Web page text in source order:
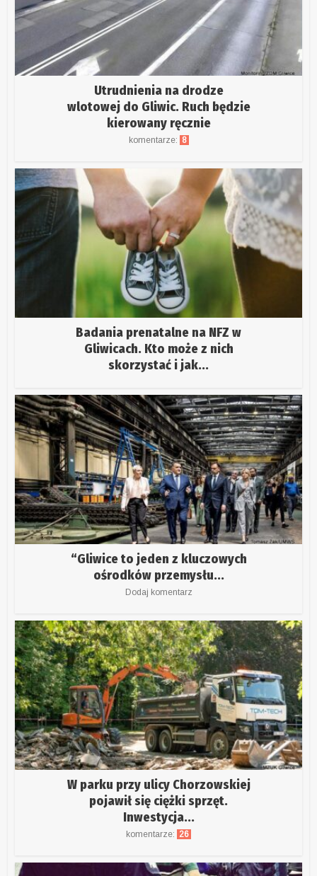
Utrudnienia na drodze
wlotowej do Gliwic. Ruch będzie
kierowany ręcznie
komentarze: 8
Badania prenatalne na NFZ w
Gliwicach. Kto może z nich
skorzystać i jak...
“Gliwice to jeden z kluczowych
ośrodków przemysłu...
Dodaj komentarz
W parku przy ulicy Chorzowskiej
pojawił się ciężki sprzęt.
Inwestycja...
komentarze: 26